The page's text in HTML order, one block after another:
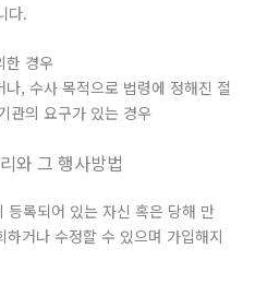
다.
한 경우
, 수사 목적으로 법령에 정해진 절
관의 요구가 있는 경우
와 그 행사방법
등록되어 있는 자신 혹은 당해 만
거나 수정할 수 있으며 가입해지